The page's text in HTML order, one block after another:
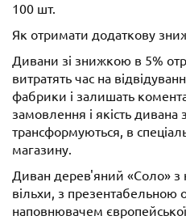
100 шт.
Як отримати додаткову
Дивани зі знижкою в 5%
витратять час на
фабрики і залишать
замовлення і якість
трансформуються, в
магазину.
Диван дерев'яний «Соло» з
вільхи, з презентабельною
наповнювачем